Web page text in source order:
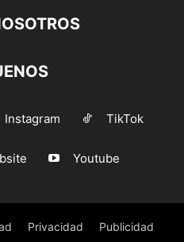
Instagram TikTok
Youtube
Privacidad Publicidad